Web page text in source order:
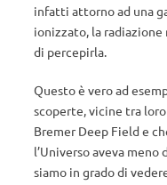
infatti attorno ad una
ionizzato, la
di percepirla.
Questo è vero ad
scoperte, vicine tra
Bremer Deep Field e
l’Universo aveva
siamo in grado di